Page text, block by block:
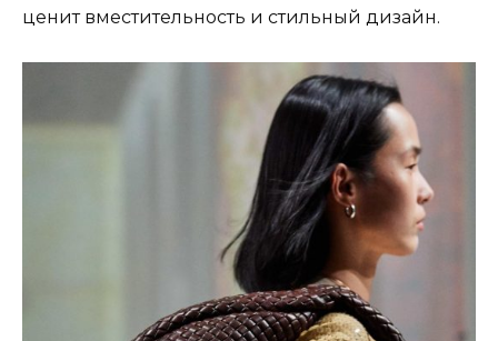
ценит вместительность и стильный дизайн.